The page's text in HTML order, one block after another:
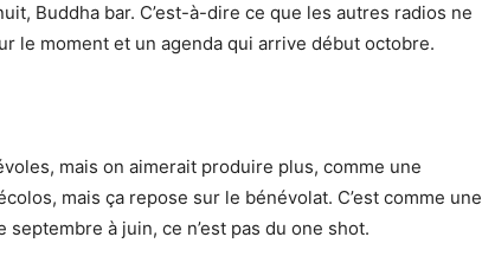
Buddha bar. C’est-à-dire ce que les autres radios ne
le moment et un agenda qui arrive début octobre.
mais on aimerait produire plus, comme une
mais ça repose sur le bénévolat. C’est comme une
à juin, ce n’est pas du one shot.